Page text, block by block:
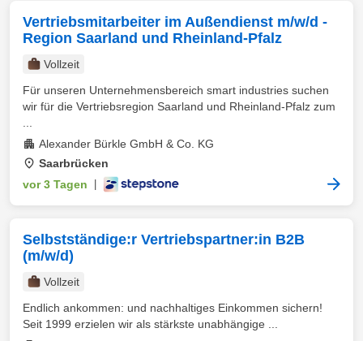
Vertriebsmitarbeiter im Außendienst m/w/d -
Region Saarland und Rheinland-Pfalz
Vollzeit
Für unseren Unternehmensbereich smart industries suchen
wir für die Vertriebsregion Saarland und Rheinland-Pfalz zum
Alexander Bürkle GmbH & Co. KG
Saarbrücken
vor 3 Tagen
Selbstständige:r Vertriebspartner:in B2B
(m/w/d)
Vollzeit
Endlich ankommen: und nachhaltiges Einkommen sichern!
Seit 1999 erzielen wir als stärkste unabhängige ...